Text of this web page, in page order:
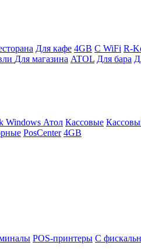
Для кафе 4GB С WiFi R-
Для магазина ATOL Для бара
Windows Атол Кассовые
PosCenter 4GB
POS-принтеры С